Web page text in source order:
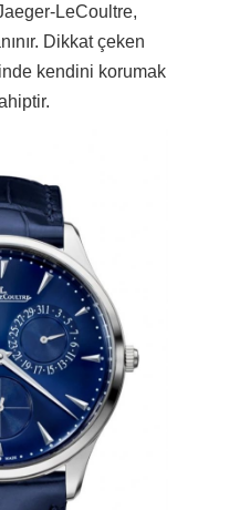
LeCoultre,
Dikkat çeken
kendini korumak